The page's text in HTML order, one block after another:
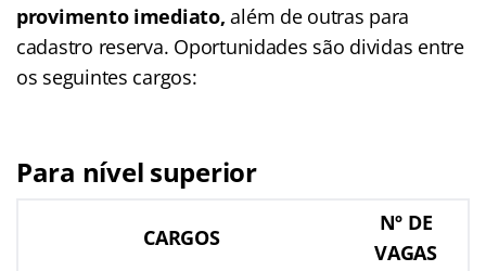
provimento imediato,além de outras para
cadastro reserva. Oportunidades são dividas entre
os seguintes cargos:
Para nível superior
CARGOS
Nº DE
VAGAS